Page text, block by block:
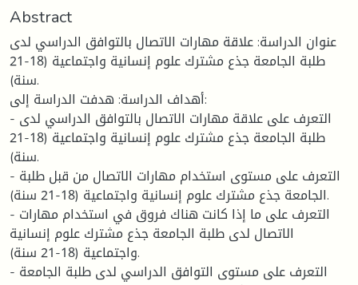
Abstract
عنوان الدراسة: علاقة مهارات الاتصال بالتوافق الدراسي لدى
طلبة الجامعة جذع مشترك علوم إنسانية واجتماعية (18-21
سنة).
أهداف الدراسة: هدفت الدراسة إلى:
- التعرف على علاقة مهارات الاتصال بالتوافق الدراسي لدى
طلبة الجامعة جذع مشترك علوم إنسانية واجتماعية (18-21
سنة).
- التعرف على مستوى استخدام مهارات الاتصال من قبل طلبة
الجامعة جذع مشترك علوم إنسانية واجتماعية (18-21 سنة).
- التعرف على ما إذا كانت هناك فروق في استخدام مهارات
الاتصال لدى طلبة الجامعة جذع مشترك علوم إنسانية
واجتماعية (18-21 سنة).
- التعرف على مستوى التوافق الدراسي لدى طلبة الجامعة